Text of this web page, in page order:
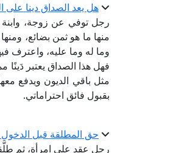
هل يعد الصداق دينا على
رجل توفي عن زوجة،
منها ما هو ثمن بضائع،
وما له وما عليه، واعترف
فهل هذا الصداق يعتبر
مثل باقي الديون ويدفع
بقبول فائق احتراماتي.
حق المطلقة قبل الدخول
رجل عقد على امرأة، ثم